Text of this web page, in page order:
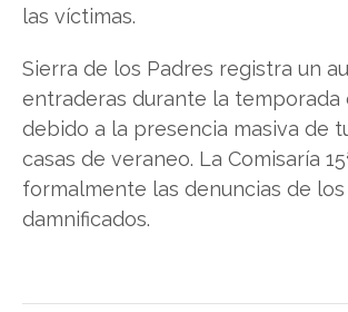
las víctimas.
Sierra de los Padres registra un
entraderas durante la temporada
debido a la presencia masiva de
casas de veraneo. La Comisaría
formalmente las denuncias de los
damnificados.